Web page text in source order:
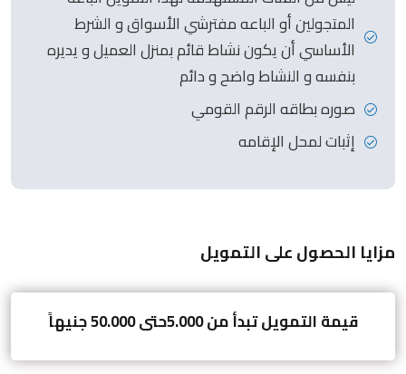
المتجولين أو الباعه مفترشي الأسواق و الشرط
الأساسي أن يكون نشاط قائم بمنزل العميل و يديره
بنفسه و النشاط واضح و دائم
صوره بطاقه الرقم القومي
إثبات لمحل الإقامه
مزايا الحصول على التمويل
قيمة التمويل تبدأ من 5.000حتى 50.000 جنيهاً